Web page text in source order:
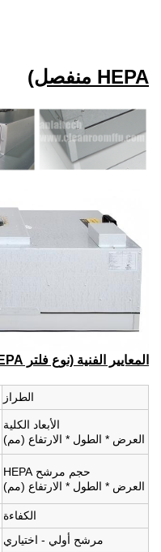
HEPA منفصل)
المعايير الفنية (نوع فلتر HEPA منفصل):
الطراز
الأبعاد الكلية
العرض * الطول * الارتفاع (مم)
حجم مرشح HEPA
العرض * الطول * الارتفاع (مم)
الكفاءة
مرشح أولي - اختياري